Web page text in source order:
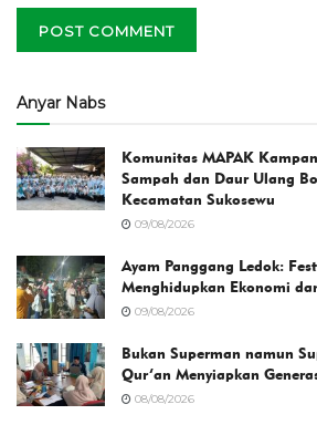
Anyar Nabs
Komunitas MAPAK
Sampah dan Daur Ulang
Kecamatan Sukosewu
09/08/2026
Ayam Panggang Ledok:
Menghidupkan Ekonomi
09/08/2026
Bukan Superman namun
Qur’an Menyiapkan
08/08/2026